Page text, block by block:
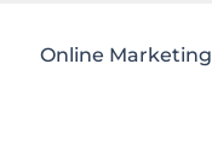
Online Marketing